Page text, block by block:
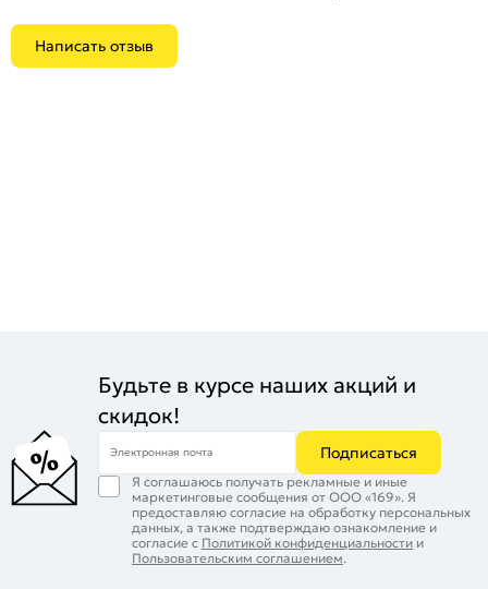
Написать отзыв
Будьте в курсе наших акций и
скидок!
Электронная почта Подписаться
Я соглашаюсь получать рекламные и иные
маркетинговые сообщения от ООО «169». Я
предоставляю согласие на обработку персональных
данных, а также подтверждаю ознакомление и
согласие с Политикой конфиденциальности и
Пользовательским соглашением.